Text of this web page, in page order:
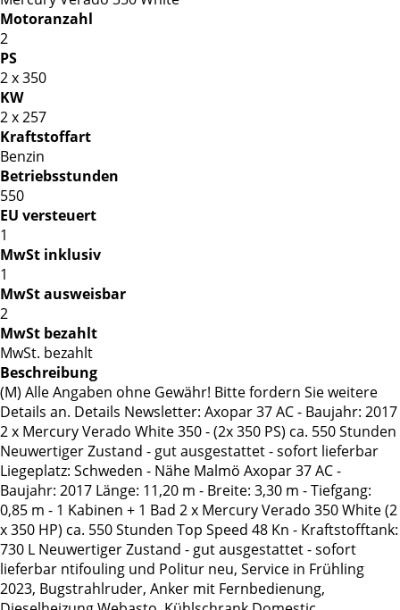
Motoranzahl
2
PS
2 x 350
KW
2 x 257
Kraftstoffart
Benzin
Betriebsstunden
550
EU versteuert
1
MwSt inklusiv
1
MwSt ausweisbar
2
MwSt bezahlt
MwSt. bezahlt
Beschreibung
(M) Alle Angaben ohne Gewähr! Bitte fordern Sie weitere
Details an. Details Newsletter: Axopar 37 AC - Baujahr: 2017
2 x Mercury Verado White 350 - (2x 350 PS) ca. 550 Stunden
Neuwertiger Zustand - gut ausgestattet - sofort lieferbar
Liegeplatz: Schweden - Nähe Malmö Axopar 37 AC -
Baujahr: 2017 Länge: 11,20 m - Breite: 3,30 m - Tiefgang:
0,85 m - 1 Kabinen + 1 Bad 2 x Mercury Verado 350 White (2
x 350 HP) ca. 550 Stunden Top Speed 48 Kn - Kraftstofftank:
730 L Neuwertiger Zustand - gut ausgestattet - sofort
lieferbar ntifouling und Politur neu, Service in Frühling
2023, Bugstrahlruder, Anker mit Fernbedienung,